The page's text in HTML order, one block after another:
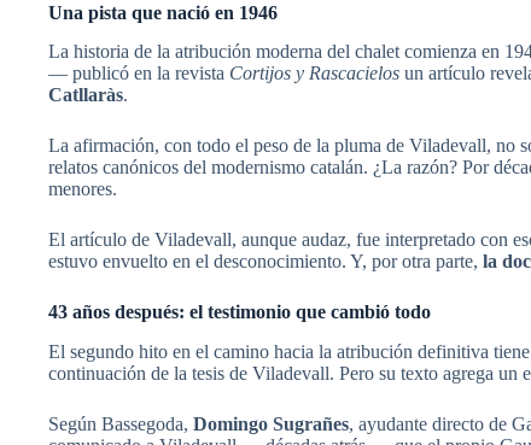
Una pista que nació en 1946
La historia de la atribución moderna del chalet comienza en
— publicó en la revista Cortijos y Rascacielos un artículo
Catllaràs.
La afirmación, con todo el peso de la pluma de Viladevall, no
relatos canónicos del modernismo catalán. ¿La razón? Por
menores.
El artículo de Viladevall, aunque audaz, fue interpretado con
estuvo envuelto en el desconocimiento. Y, por otra parte, la
43 años después: el testimonio que cambió todo
El segundo hito en el camino hacia la atribución definitiva
continuación de la tesis de Viladevall. Pero su texto agrega un
Según Bassegoda, Domingo Sugrañes, ayudante directo de